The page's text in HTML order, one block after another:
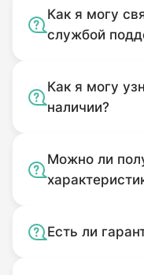
Как я могу
службой
Как я могу
наличии?
Можно ли
Есть ли